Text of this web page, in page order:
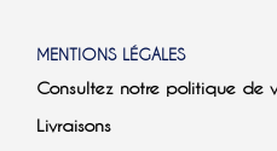
MENTIONS LÉGALES
Consultez notre politique de
Livraisons